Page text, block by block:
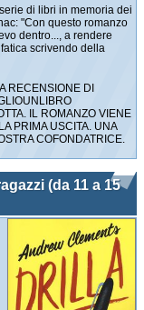
di libri in memoria dei
"Con questo romanzo
dentro..., a rendere
scrivendo della
RECENSIONE DI
IL ROMANZO VIENE
PRIMA USCITA. UNA
COFONDATRICE.
(da 11 a 15